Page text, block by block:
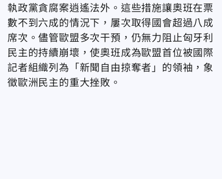
執政黨貪腐案逍遙法外。這些措施讓奧班在票
數不到六成的情況下，屢次取得國會超過八成
席次。儘管歐盟多次干預，仍無力阻止匈牙利
民主的持續崩壞，使奧班成為歐盟首位被國際
記者組織列為「新聞自由掠奪者」的領袖，象
徵歐洲民主的重大挫敗。